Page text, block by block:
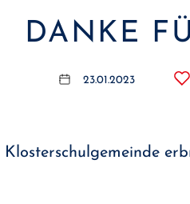
DANKE
23.01.2023